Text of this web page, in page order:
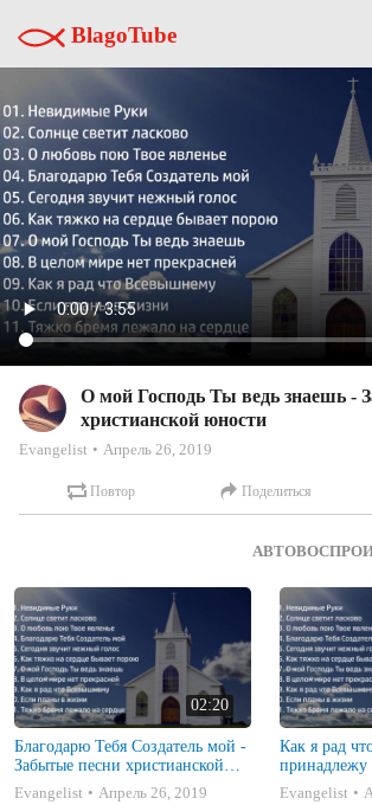
BlagoTube
О мой Господь Ты ведь знаешь -
христианской юности
Evangelist Апрель 26, 2019
Повтор Поделиться
02:20
Благодарю Тебя Создатель мой -
Забытые песни христианской
юности
Evangelist Апрель 26, 2019
Как я рад
принадлежу
Evangelist